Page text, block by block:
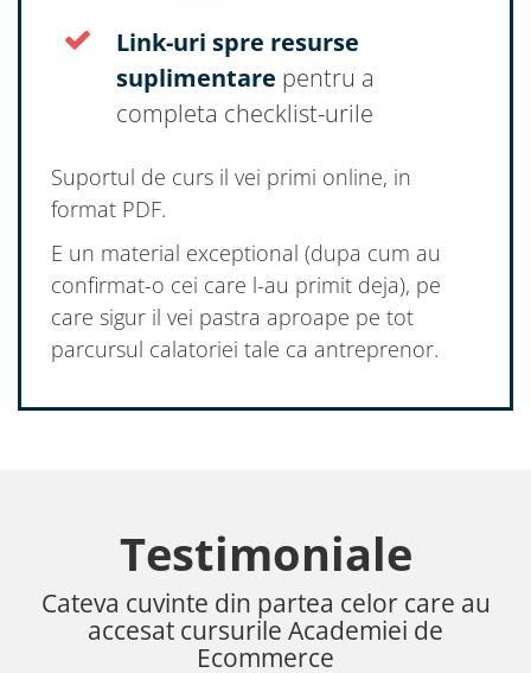
Link-uri spre resurse
suplimentare pentru a
completa checklist-urile
Suportul de curs il vei primi online, in
format PDF.
E un material exceptional (dupa cum au
confirmat-o cei care l-au primit deja), pe
care sigur il vei pastra aproape pe tot
parcursul calatoriei tale ca antreprenor.
Testimoniale
Cateva cuvinte din partea celor care au
accesat cursurile Academiei de
Ecommerce